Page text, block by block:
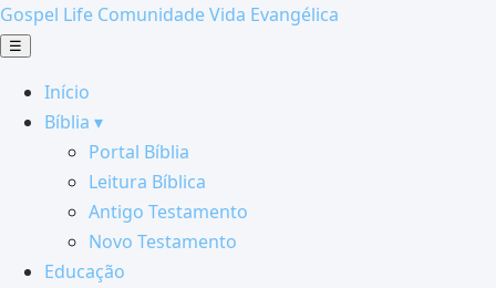
Gospel Life Comunidade Vida Evangélica
☰
Início
Bíblia ▾
Portal Bíblia
Leitura Bíblica
Antigo Testamento
Novo Testamento
Educação